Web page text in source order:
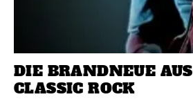
DIE BRANDNEUE
CLASSIC ROCK